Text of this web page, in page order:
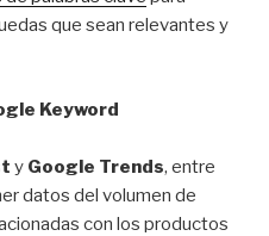
que sean relevantes y
Keyword
y Google Trends, entre
datos del volumen de
con los productos